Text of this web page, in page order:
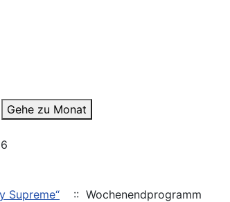
Gehe zu Monat
Supreme“
:: Wochenendprogramm